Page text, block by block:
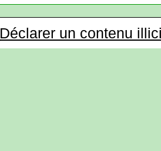
Déclarer un contenu